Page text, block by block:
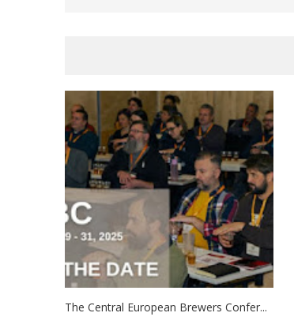
The Central European Brewers Confer...